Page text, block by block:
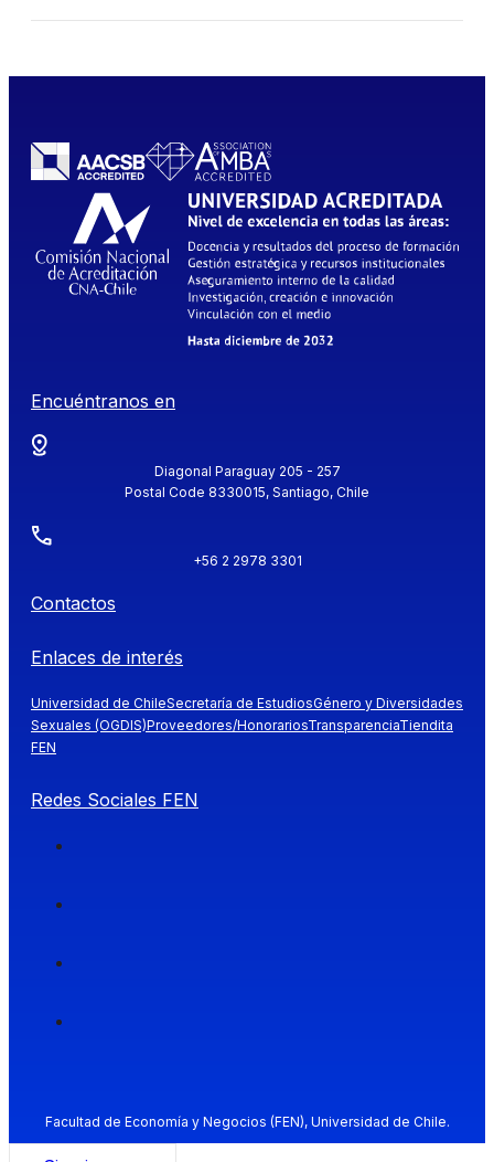
Encuéntranos en
Diagonal Paraguay 205 - 257
Postal Code 8330015, Santiago, Chile
+56 2 2978 3301
Contactos
Enlaces de interés
Universidad de ChileSecretaría de EstudiosGénero y Diversidades
Sexuales (OGDIS)Proveedores/HonorariosTransparenciaTiendita
FEN
Redes Sociales FEN
Facultad de Economía y Negocios (FEN), Universidad de Chile.